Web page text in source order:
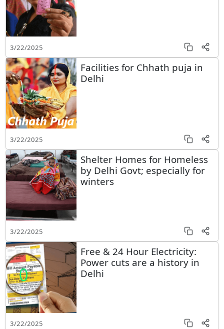
3/22/2025
Facilities for Chhath puja in
Delhi
3/22/2025
Shelter Homes for Homeless
by Delhi Govt; especially for
winters
3/22/2025
Free & 24 Hour Electricity:
Power cuts are a history in
Delhi
3/22/2025